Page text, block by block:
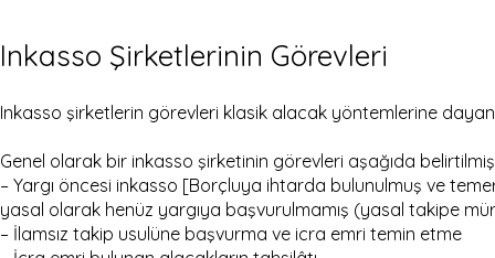
Inkasso Şirketlerinin Görevleri
Inkasso şirketlerin görevleri klasik alacak yöntemlerine
Genel olarak bir inkasso şirketinin görevleri aşağıda
– Yargı öncesi inkasso [Borçluya ihtarda bulunulmuş ve
yasal olarak henüz yargıya başvurulmamış (yasal takipe
– İlamsız takip usulüne başvurma ve icra emri temin etme